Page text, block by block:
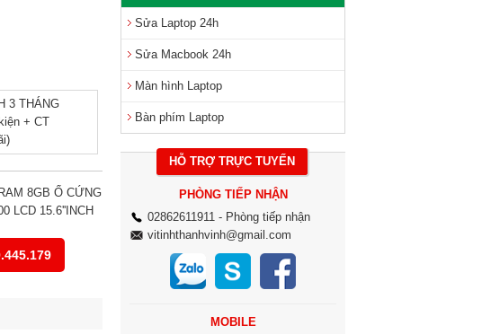
3 THÁNG
+ CT
8GB Ổ CỨNG
LCD 15.6''INCH
Sửa Laptop 24h
Sửa Macbook 24h
Màn hình Laptop
Bàn phím Laptop
HỖ TRỢ TRỰC TUYẾN
PHÒNG TIẾP NHẬN
02862611911 - Phòng tiếp nhận
vitinhthanhvinh@gmail.com
MOBILE